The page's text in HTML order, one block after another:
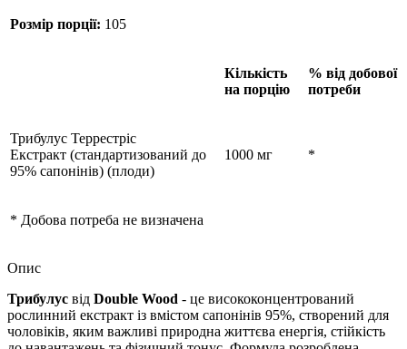
Розмір порції: 105
Кількість
на порцію
% від добової
потреби
Трибулус Террестріс
Екстракт (стандартизований до
95% сапонінів) (плоди)
1000 мг *
* Добова потреба не визначена
Опис
Трибулус від Double Wood - це висококонцентрований
рослинний екстракт із вмістом сапонінів 95%, створений для
чоловіків, яким важливі природна життєва енергія, стійкість